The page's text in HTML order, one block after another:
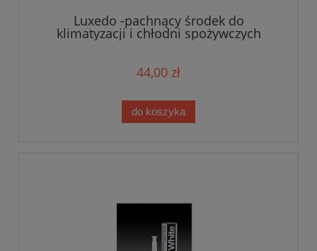
Luxedo -pachnący środek do
klimatyzacji i chłodni spożywczych
44,00 zł
do koszyka